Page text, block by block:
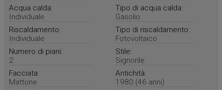
Acqua calda:
Individuale
Tipo di acqua calda:
Gasolio
Riscaldamento:
Individuale
Tipo di riscaldamento:
Fotovoltaico
Numero di piani:
2
Stile:
Signorile
Facciata:
Mattone
Antichità:
1980 (46 anni)